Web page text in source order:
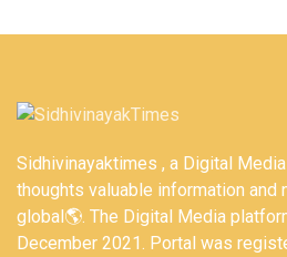
Sidhivinayaktimes , a Digital
thoughts valuable information and
global🌎. The Digital Media
December 2021. Portal was